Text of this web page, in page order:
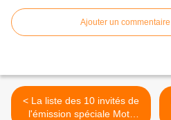
Ajouter un commentaire
< La liste des 10 invités de
l'émission spéciale Mots